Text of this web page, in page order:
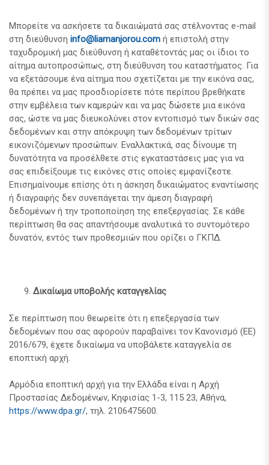
Μπορείτε να ασκήσετε τα δικαιώματά σας στέλνοντας e-mail
στη διεύθυνση info@liamanjorou.com ή επιστολή στην
ταχυδρομική μας διεύθυνση ή καταθέτοντάς μας οι ίδιοι το
αίτημα αυτοπροσώπως, στη διεύθυνση του καταστήματος. Για
να εξετάσουμε ένα αίτημα που σχετίζεται με την εικόνα σας,
θα πρέπει να μας προσδιορίσετε πότε περίπου βρεθήκατε
στην εμβέλεια των καμερών και να μας δώσετε μια εικόνα
σας, ώστε να μας διευκολύνει στον εντοπισμό των δικών σας
δεδομένων και στην απόκρυψη των δεδομένων τρίτων
εικονιζόμενων προσώπων. Εναλλακτικά, σας δίνουμε τη
δυνατότητα να προσέλθετε στις εγκαταστάσεις μας για να
σας επιδείξουμε τις εικόνες στις οποίες εμφανίζεστε.
Επισημαίνουμε επίσης ότι η άσκηση δικαιώματος εναντίωσης
ή διαγραφής δεν συνεπάγεται την άμεση διαγραφή
δεδομένων ή την τροποποίηση της επεξεργασίας. Σε κάθε
περίπτωση θα σας απαντήσουμε αναλυτικά το συντομότερο
δυνατόν, εντός των προθεσμιών που ορίζει ο ΓΚΠΔ.
Δικαίωμα υποβολής καταγγελίας
Σε περίπτωση που θεωρείτε ότι η επεξεργασία των
δεδομένων που σας αφορούν παραβαίνει τον Κανονισμό (ΕΕ)
2016/679, έχετε δικαίωμα να υποβάλετε καταγγελία σε
εποπτική αρχή.
Αρμόδια εποπτική αρχή για την Ελλάδα είναι η Αρχή
Προστασίας Δεδομένων, Κηφισίας 1-3, 115 23, Αθήνα,
https://www.dpa.gr/, τηλ. 2106475600.